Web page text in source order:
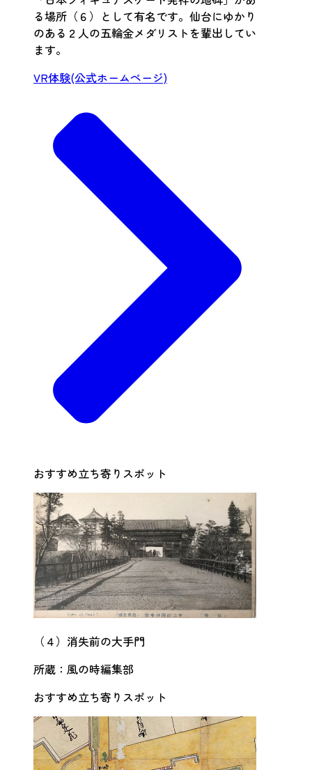
る場所（６）として有名です。仙台にゆかり
のある２人の五輪金メダリストを輩出してい
ます。
VR体験(公式ホームページ)
おすすめ立ち寄りスポット
（４）消失前の大手門
所蔵：風の時編集部
おすすめ立ち寄りスポット